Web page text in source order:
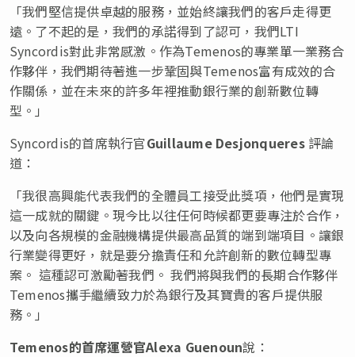
「我們堅信提供卓越的服務，並始終讓我們的客戶走得更
遠。了不起的是，我們的承諾得到了認可，我們LTI
Syncordis對此非常感激。作為Temenos的專業單一業務合
作夥伴，我們期待著進一步鞏固與Temenos富有成效的合
作關係，並在未來的許多年裡推動銀行業的創新數位轉
型。」
Syncordis的首席執行官Guillaume Desjonqueres評論
道：
「我很高興能代表我們的全體員工接受此獎項，他們是實現
這一成就的關鍵。現今比以往任何時候都更要專注於合作，
以及向各規模的金融機構提供最高品質的端到端項目。讓銀
行業變得更好，就是要分擔責任和允許創新的數位轉型專
案。 這種認可激勵著我們。 我們將與我們的長期合作夥伴
Temenos攜手繼續致力於為銀行及其寶貴的客戶提供服
務。」
Temenos的首席運營官Alexa Guenoun說：